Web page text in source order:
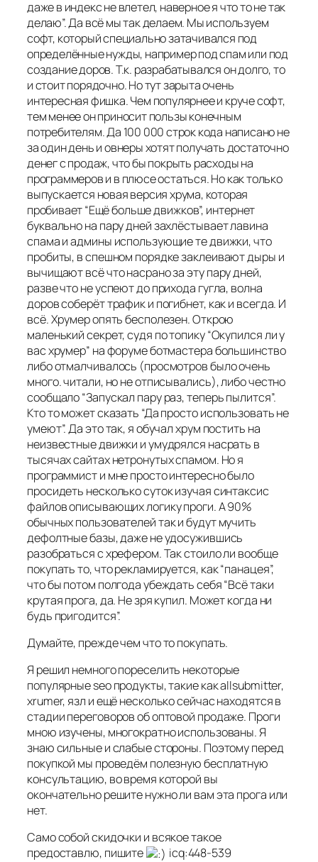
даже в индекс не влетел, наверное я что то не так
делаю”. Да всё мы так делаем. Мы используем
софт, который специально затачивался под
определённые нужды, например под спам или под
создание доров. Т.к. разрабатывался он долго, то
и стоит порядочно. Но тут зарыта очень
интересная фишка. Чем популярнее и круче софт,
тем менее он приносит пользы конечным
потребителям. Да 100 000 строк кода написано не
за один день и овнеры хотят получать достаточно
денег с продаж, что бы покрыть расходы на
программеров и в плюсе остаться. Но как только
выпускается новая версия хрума, которая
пробивает “Ещё больше движков”, интернет
буквально на пару дней захлёстывает лавина
спама и админы использующие те движки, что
пробиты, в спешном порядке заклеивают дыры и
вычищают всё что насрано за эту пару дней,
разве что не успеют до прихода гугла, волна
доров соберёт трафик и погибнет, как и всегда. И
всё. Хрумер опять бесполезен. Открою
маленький секрет, судя по топику “Окупился ли у
вас хрумер” на форуме ботмастера большинство
либо отмалчивалось (просмотров было очень
много. читали, но не отписывались), либо честно
сообщало “Запускал пару раз, теперь пылится”.
Кто то может сказать “Да просто использовать не
умеют”. Да это так, я обучал хрум постить на
неизвестные движки и умудрялся насрать в
тысячах сайтах нетронутых спамом. Но я
программист и мне просто интересно было
просидеть несколько суток изучая синтаксис
файлов описывающих логику проги. А 90%
обычных пользователей так и будут мучить
дефолтные базы, даже не удосужившись
разобраться с хрефером. Так стоило ли вообще
покупать то, что рекламируется, как “панацея”,
что бы потом полгода убеждать себя “Всё таки
крутая прога, да. Не зря купил. Может когда ни
будь пригодится”.
Думайте, прежде чем что то покупать.
Я решил немного пореселить некоторые
популярные seo продукты, такие как allsubmitter,
xrumer, язл и ещё несколько сейчас находятся в
стадии переговоров об оптовой продаже. Проги
мною изучены, многократно использованы. Я
знаю сильные и слабые стороны. Поэтому перед
покупкой мы проведём полезную бесплатную
консультацию, во время которой вы
окончательно решите нужно ли вам эта прога или
нет.
Само собой скидочки и всякое такое
предоставлю, пишите
icq:448-539